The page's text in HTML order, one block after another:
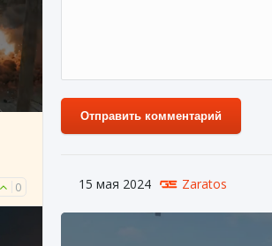
0
Отправить комментарий
15 мая 2024 Zaratos